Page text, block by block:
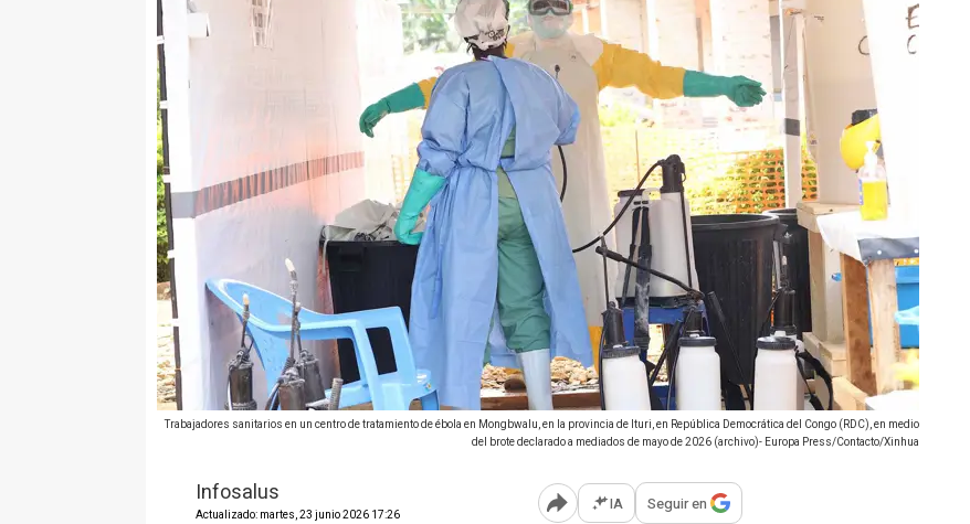
Trabajadores sanitarios en un centro de tratamiento de ébola en Mongbwalu, en la provincia de Ituri, en República Democrática del Congo (RDC), en medio
del brote declarado a mediados de mayo de 2026 (archivo)- Europa Press/Contacto/Xinhua
Infosalus
Actualizado: martes, 23 junio 2026 17:26 Abrir opciones para compartir
IA Seguir en